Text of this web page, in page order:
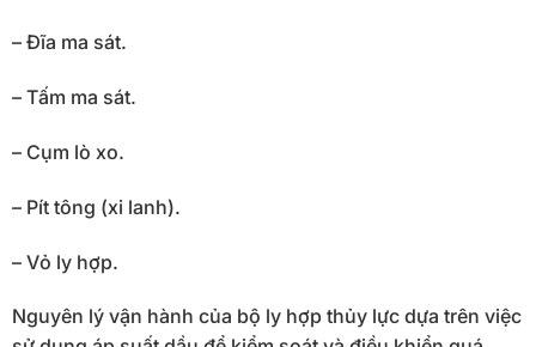
– Đĩa ma sát.
– Tấm ma sát.
– Cụm lò xo.
– Pít tông (xi lanh).
– Vỏ ly hợp.
Nguyên lý vận hành của bộ ly hợp thủy lực dựa trên việc